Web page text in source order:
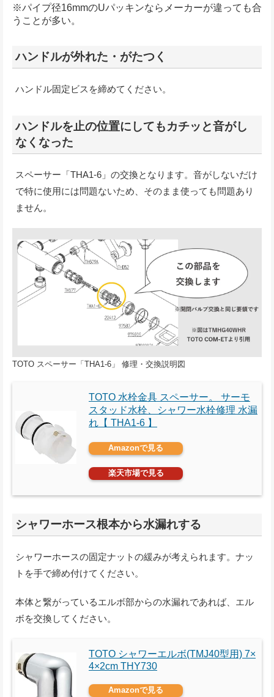
※パイプ径16mmのUパッキンならメーカーが違っても合
うことが多い。
ハンドルが外れた・がたつく
ハンドル固定ビスを締めてください。
ハンドルを止の位置にしてもカチッと音がし
なくなった
スペーサー「THA1-6」の交換となります。音がしないだけ
で特に使用には問題ないため、そのまま使っても問題あり
ません。
TOTO スペーサー「THA1-6」 修理・交換説明図
TOTO 水栓金具 スペーサー。 サーモ
スタッド水栓、シャワー水栓修理 水漏
れ【 THA1-6 】
Amazonで見る
楽天市場で見る
シャワーホース根本から水漏れする
シャワーホースの固定ナットの緩みが考えられます。ナッ
トを手で締め付けてください。
本体と繋がっているエルボ部からの水漏れであれば、エル
ボを交換してください。
TOTO シャワーエルボ(TMJ40型用) 7×
4×2cm THY730
Amazonで見る